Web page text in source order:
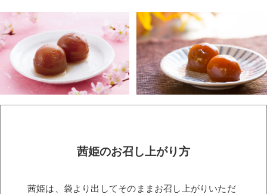
茜姫のお召し上がり方
茜姫は、袋より出してそのままお召し上がりいただ